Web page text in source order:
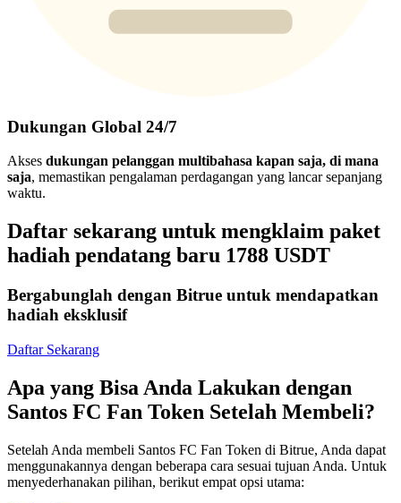
Dukungan Global 24/7
Akses dukungan pelanggan multibahasa kapan saja, di mana
saja, memastikan pengalaman perdagangan yang lancar sepanjang
waktu.
Daftar sekarang untuk mengklaim paket
hadiah pendatang baru 1788 USDT
Bergabunglah dengan Bitrue untuk mendapatkan
hadiah eksklusif
Daftar Sekarang
Apa yang Bisa Anda Lakukan dengan
Santos FC Fan Token Setelah Membeli?
Setelah Anda membeli Santos FC Fan Token di Bitrue, Anda dapat
menggunakannya dengan beberapa cara sesuai tujuan Anda. Untuk
menyederhanakan pilihan, berikut empat opsi utama: